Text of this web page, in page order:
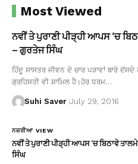
Most Viewed
ਨਵੀਂ ਤੇ ਪੁਰਾਣੀ ਪੀੜ੍ਹੀ ਆਪਸ ‘ਚ
– ਗੁਰਤੇਜ ਸਿੰਘ
ਹਿੰਦੂ ਸਾਸਤਰ ਜੀਵਨ ਦੇ ਚਾਰ ਪੜਾਵਾਂ ਬਾਰੇ ਦੱਸਦੇ
ਗ੍ਰਹਿਸਤੀ ਵੀ ਸ਼ਾਮਿਲ ਹੈ।ਹੋਰ ਧਰਮ…
Suhi Saver July 29, 2016
ਨਜ਼ਰੀਆ VIEW
ਨਵੀਂ ਤੇ ਪੁਰਾਣੀ ਪੀੜ੍ਹੀ ਆਪਸ ‘ਚ ਬਿਠਾਵੇ
ਸਿੰਘ